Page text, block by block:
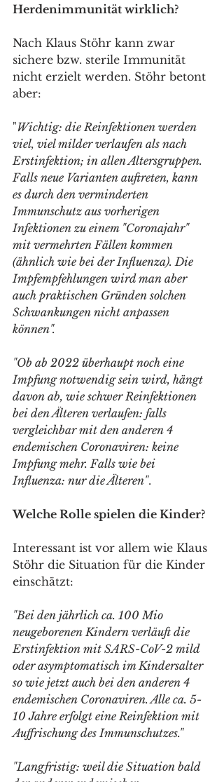
Herdenimmunität wirklich?
Nach Klaus Stöhr kann zwar
sichere bzw. sterile Immunität
nicht erzielt werden. Stöhr betont
aber:
"Wichtig: die Reinfektionen werden
viel, viel milder verlaufen als nach
Erstinfektion; in allen Altersgruppen.
Falls neue Varianten auftreten, kann
es durch den verminderten
Immunschutz aus vorherigen
Infektionen zu einem "Coronajahr"
mit vermehrten Fällen kommen
(ähnlich wie bei der Influenza). Die
Impfempfehlungen wird man aber
auch praktischen Gründen solchen
Schwankungen nicht anpassen
können".
"Ob ab 2022 überhaupt noch eine
Impfung notwendig sein wird, hängt
davon ab, wie schwer Reinfektionen
bei den Älteren verlaufen: falls
vergleichbar mit den anderen 4
endemischen Coronaviren: keine
Impfung mehr. Falls wie bei
Influenza: nur die Älteren".
Welche Rolle spielen die Kinder?
Interessant ist vor allem wie Klaus
Stöhr die Situation für die Kinder
einschätzt:
"Bei den jährlich ca. 100 Mio
neugeborenen Kindern verläuft die
Erstinfektion mit SARS-CoV-2 mild
oder asymptomatisch im Kindersalter
so wie jetzt auch bei den anderen 4
endemischen Coronaviren. Alle ca. 5-
10 Jahre erfolgt eine Reinfektion mit
Auffrischung des Immunschutzes."
"Langfristig: weil die Situation bald